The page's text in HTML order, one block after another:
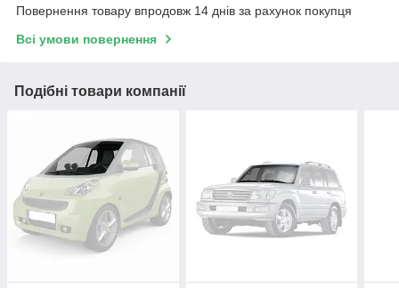
Повернення товару впродовж 14 днів за рахунок покупця
Всі умови повернення
Подібні товари компанії